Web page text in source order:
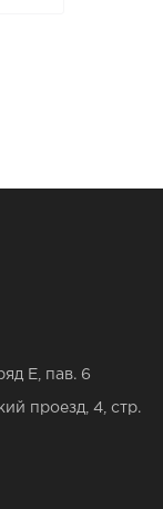
Е, пав. 6
проезд, 4, стр.